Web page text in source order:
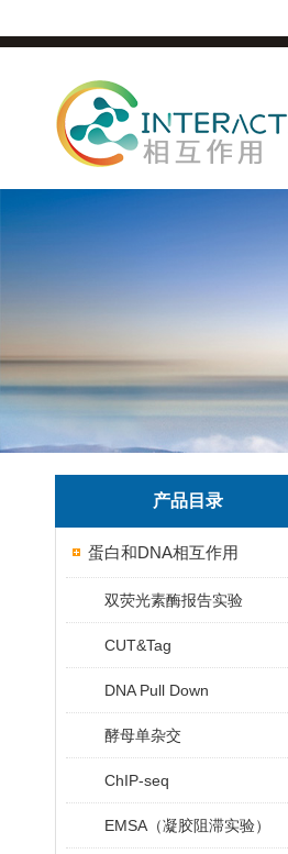
产品目录
蛋白和DNA相互作用
双荧光素酶报告实验
CUT&Tag
DNA Pull Down
酵母单杂交
ChIP-seq
EMSA（凝胶阻滞实验）